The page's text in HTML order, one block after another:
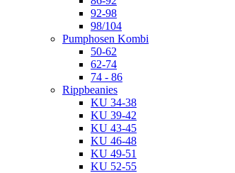
92-98
98/104
Pumphosen Kombi
50-62
62-74
74 - 86
Rippbeanies
KU 34-38
KU 39-42
KU 43-45
KU 46-48
KU 49-51
KU 52-55